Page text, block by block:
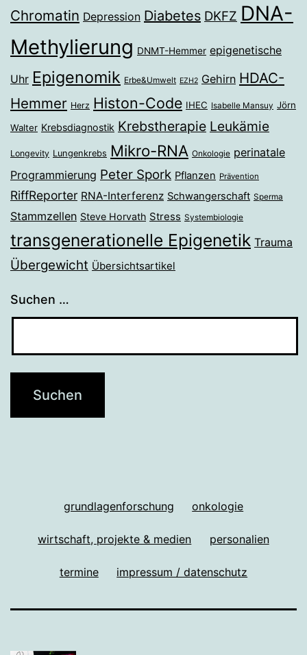
Chromatin Depression Diabetes DKFZ DNA-
Methylierung DNMT-Hemmer epigenetische
Uhr Epigenomik Erbe&Umwelt EZH2 Gehirn HDAC-
Hemmer Herz Histon-Code IHEC Isabelle Mansuy Jörn
Walter Krebsdiagnostik Krebstherapie Leukämie
Longevity Lungenkrebs Mikro-RNA Onkologie perinatale
Programmierung Peter Spork Pflanzen Prävention
RiffReporter RNA-Interferenz Schwangerschaft Sperma
Stammzellen Steve Horvath Stress Systembiologie
transgenerationelle Epigenetik Trauma
Übergewicht Übersichtsartikel
Suchen …
grundlagenforschung onkologie
wirtschaft, projekte & medien personalien
termine impressum / datenschutz